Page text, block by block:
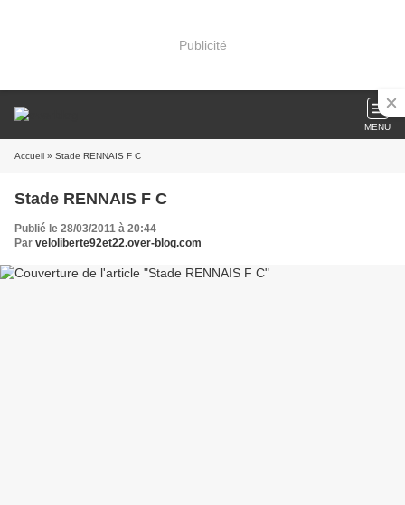
Publicité
MENU
Accueil » Stade RENNAIS F C
Stade RENNAIS F C
Publié le 28/03/2011 à 20:44
Par veloliberte92et22.over-blog.com